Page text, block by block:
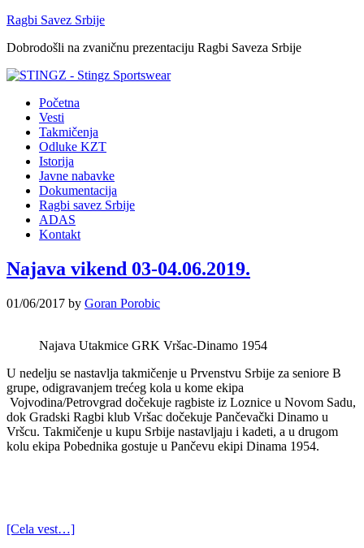
Ragbi Savez Srbije
Dobrodošli na zvaničnu prezentaciju Ragbi Saveza Srbije
Početna
Vesti
Takmičenja
Odluke KZT
Istorija
Javne nabavke
Dokumentacija
Ragbi savez Srbije
ADAS
Kontakt
Najava vikend 03-04.06.2019.
01/06/2017 by Goran Porobic
Najava Utakmice GRK Vršac-Dinamo 1954
U nedelju se nastavlja takmičenje u Prvenstvu Srbije za seniore B
grupe, odigravanjem trećeg kola u kome ekipa
Vojvodina/Petrovgrad dočekuje ragbiste iz Loznice u Novom Sadu,
dok Gradski Ragbi klub Vršac dočekuje Pančevački Dinamo u
Vršcu. Takmičenje u kupu Srbije nastavljaju i kadeti, a u drugom
kolu ekipa Pobednika gostuje u Pančevu ekipi Dinama 1954.
[Cela vest…]